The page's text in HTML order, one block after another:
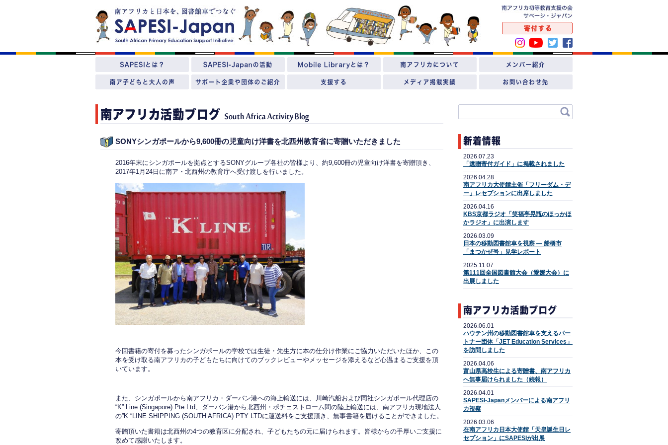
SONYシンガポールから9,600冊の児童向け洋書を北西州教育省に寄贈いただきました
2016年末にシンガポールを拠点とするSONYグループ各社の皆様より、約9,600冊の児童向け洋書を寄贈頂き、
2017年1月24日に南ア・北西州の教育庁へ受け渡しを行いました。
今回書籍の寄付を募ったシンガポールの学校では生徒・先生方に本の仕分け作業にご協力いただいたほか、この
本を受け取る南アフリカの子どもたちに向けてのブックレビューやメッセージを添えるなど心温まるご支援を頂
いています。
また、シンガポールから南アフリカ・ダーバン港への海上輸送には、川崎汽船および同社シンガポール代理店の
“K” Line (Singapore) Pte Ltd、ダーバン港から北西州・ポチェストローム間の陸上輸送には、南アフリカ現地法人
の”K “LINE SHIPPING (SOUTH AFRICA) PTY LTDに運送料をご支援頂き、無事書籍を届けることができました。
寄贈頂いた書籍は北西州の4つの教育区に分配され、子どもたちの元に届けられます。皆様からの手厚いご支援に
改めて感謝いたします。
2026.07.23
「遺贈寄付ガイド」に掲載されました
2026.04.28
南アフリカ大使館主催「フリーダム・デ
ー」レセプションに出席しました
2026.04.16
KBS京都ラジオ「笑福亭晃瓶のほっかほ
かラジオ」に出演します
2026.03.09
日本の移動図書館車を視察 ― 船橋市
「まつかぜ号」見学レポート
2025.11.07
第111回全国図書館大会（愛媛大会）に
出展しました
2026.06.01
ハウテン州の移動図書館車を支えるパー
トナー団体「JET Education Services」
を訪問しました
2026.04.06
富山県高校生による寄贈書、南アフリカ
へ無事届けられました（続報）
2026.04.01
SAPESI-Japanメンバーによる南アフリ
カ視察
2026.03.06
在南アフリカ日本大使館「天皇誕生日レ
セプション」にSAPESIが出展